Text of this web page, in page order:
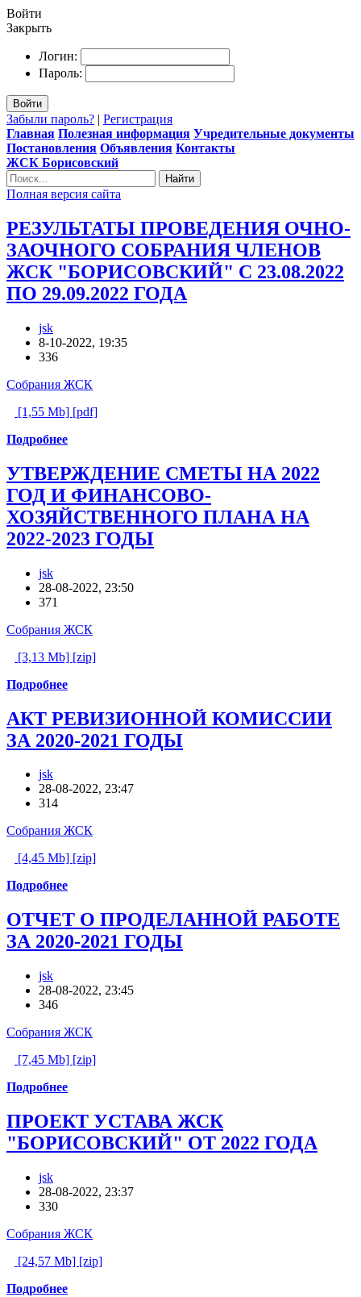
Войти
Закрыть
Логин:
Пароль:
Войти
Забыли пароль? | Регистрация
Главная Полезная информация Учредительные документы
Постановления Объявления Контакты
ЖСК Борисовский
Найти
Полная версия сайта
РЕЗУЛЬТАТЫ ПРОВЕДЕНИЯ ОЧНО-
ЗАОЧНОГО СОБРАНИЯ ЧЛЕНОВ
ЖСК "БОРИСОВСКИЙ" С 23.08.2022
ПО 29.09.2022 ГОДА
jsk
8-10-2022, 19:35
336
Собрания ЖСК
[1,55 Mb] [pdf]
Подробнее
УТВЕРЖДЕНИЕ СМЕТЫ НА 2022
ГОД И ФИНАНСОВО-
ХОЗЯЙСТВЕННОГО ПЛАНА НА
2022-2023 ГОДЫ
jsk
28-08-2022, 23:50
371
Собрания ЖСК
[3,13 Mb] [zip]
Подробнее
АКТ РЕВИЗИОННОЙ КОМИССИИ
ЗА 2020-2021 ГОДЫ
jsk
28-08-2022, 23:47
314
Собрания ЖСК
[4,45 Mb] [zip]
Подробнее
ОТЧЕТ О ПРОДЕЛАННОЙ РАБОТЕ
ЗА 2020-2021 ГОДЫ
jsk
28-08-2022, 23:45
346
Собрания ЖСК
[7,45 Mb] [zip]
Подробнее
ПРОЕКТ УСТАВА ЖСК
"БОРИСОВСКИЙ" ОТ 2022 ГОДА
jsk
28-08-2022, 23:37
330
Собрания ЖСК
[24,57 Mb] [zip]
Подробнее